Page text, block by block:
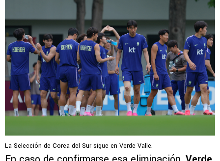
La Selección de Corea del Sur sigue en Verde Valle.